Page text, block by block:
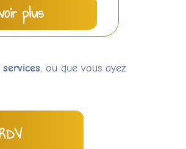
plus
, ou que vous ayez